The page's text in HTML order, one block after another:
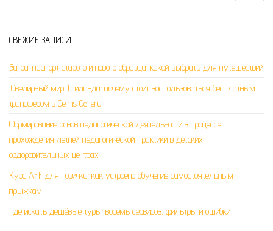
СВЕЖИЕ ЗАПИСИ
Загранпаспорт старого и нового образца: какой выбрать для путешествий
Ювелирный мир Таиланда: почему стоит воспользоваться бесплатным
трансфером в Gems Gallery
Формирование основ педагогической деятельности в процессе
прохождения летней педагогической практики в детских
оздоровительных центрах
Курс AFF для новичка: как устроено обучение самостоятельным
прыжкам
Где искать дешёвые туры: восемь сервисов, фильтры и ошибки